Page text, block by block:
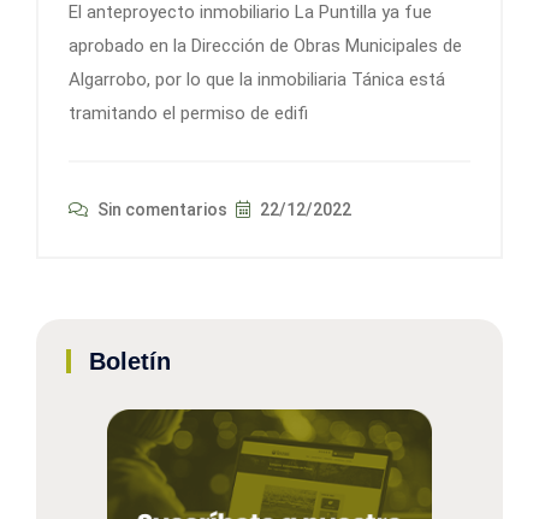
El anteproyecto inmobiliario La Puntilla ya fue
aprobado en la Dirección de Obras Municipales de
Algarrobo, por lo que la inmobiliaria Tánica está
tramitando el permiso de edifi
Sin comentarios 22/12/2022
Boletín